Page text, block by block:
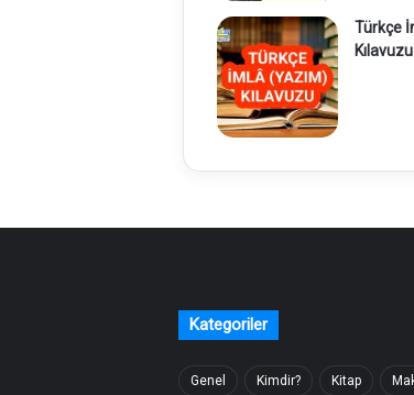
Türkçe
Kategoriler
Genel Kimdir? Kitap